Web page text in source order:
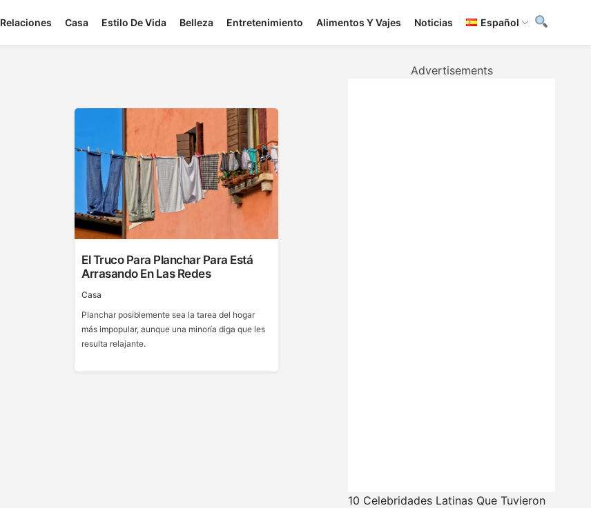
Relaciones Casa Estilo De Vida Belleza Entretenimiento Alimentos Y Vajes Noticias Español
El Truco Para Planchar Para Está
Arrasando En Las Redes
Casa
Planchar posiblemente sea la tarea del hogar
más impopular, aunque una minoría diga que les
resulta relajante.
Advertisements
10 Celebridades Latinas Que Tuvieron